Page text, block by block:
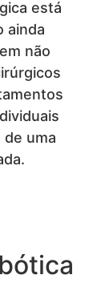
está
ainda
não
uma